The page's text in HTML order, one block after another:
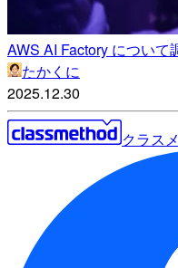
AWS AI Factory について
たかくに
2025.12.30
クラス